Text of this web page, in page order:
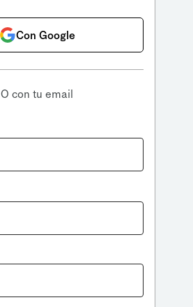
Con Google
O con tu email